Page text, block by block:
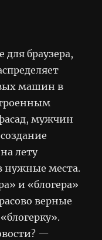
браузера,
машин в
мужчин
лету
нужные места.
и «блогера»
верные
—